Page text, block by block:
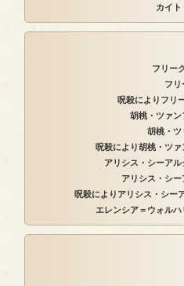
カイト
フリー
フリ
呪殺によりフリ
胡桃・ツァン
胡桃・ツ
呪殺により胡桃・ツァ
アリシス・シーアル
アリシス・シー
呪殺によりアリシス・シー
エレンシア＝ウォルハ